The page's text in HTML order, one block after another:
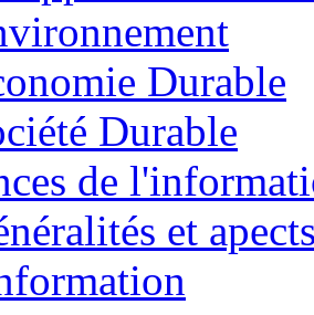
Durable
Durable
de
et